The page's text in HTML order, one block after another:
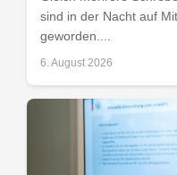
sind in der Nacht auf
geworden....
6. August 2026